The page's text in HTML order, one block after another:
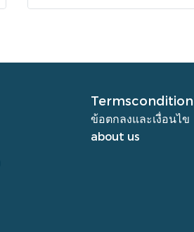
Termscondition
ข้อตกลงและเงื่อนไข
about us